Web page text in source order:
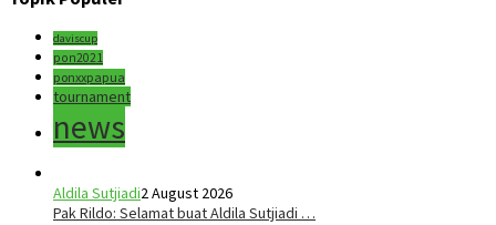
daviscup
pon2021
ponxxpapua
tournament
news
Aldila Sutjiadi2 August 2026
Pak Rildo: Selamat buat Aldila Sutjiadi …